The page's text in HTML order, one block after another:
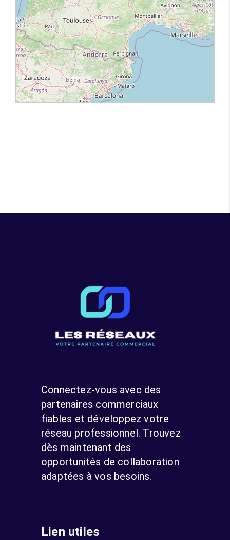
Connectez-vous avec des
partenaires commerciaux
fiables et développez votre
réseau professionnel. Trouvez
dès maintenant des
opportunités de collaboration
adaptées à vos besoins.
Lien utiles